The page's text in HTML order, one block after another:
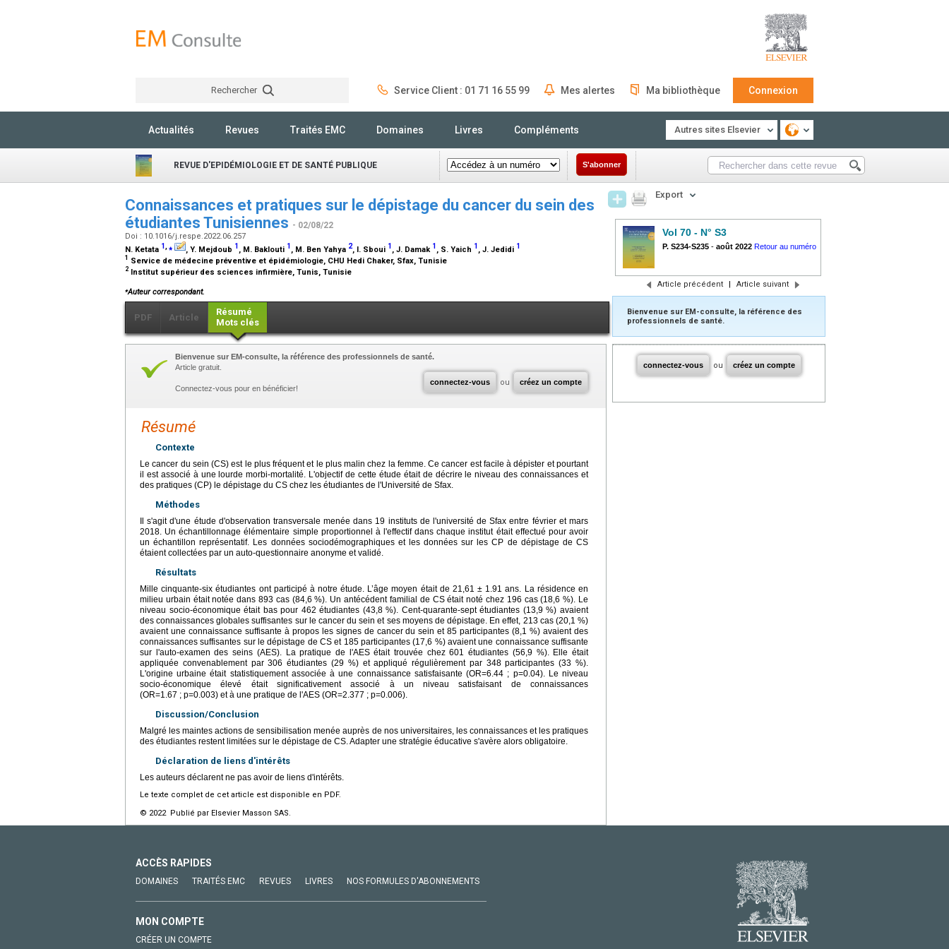
Rechercher Service Client : 01 71 16 55 99 Mes alertes Ma bibliothèque Connexion
Actualités Revues Traités EMC Domaines Livres Compléments Autres sites Elsevier
REVUE D'EPIDÉMIOLOGIE ET DE SANTÉ PUBLIQUE S'abonner
Connaissances et pratiques sur le dépistage du cancer du sein des
étudiantes Tunisiennes - 02/08/22
Doi : 10.1016/j.respe.2022.06.257
N. Ketata 1,⁎ , Y. Mejdoub 1 , M. Baklouti 1 , M. Ben Yahya 2, I. Sboui 1 , J. Damak 1 , S. Yaich 1 , J. Jedidi 1
1 Service de médecine préventive et épidémiologie, CHU Hedi Chaker, Sfax, Tunisie
2 Institut supérieur des sciences infirmière, Tunis, Tunisie
⁎Auteur correspondant.
PDF Article
Résumé
Mots clés
connectez-vous ou créez un compte
Bienvenue sur EM-consulte, la référence des professionnels de santé.
Article gratuit.
Connectez-vous pour en bénéficier!
Résumé
Contexte
Le cancer du sein (CS) est le plus fréquent et le plus malin chez la femme. Ce cancer est facile à dépister et pourtant
il est associé à une lourde morbi-mortalité. L'objectif de cette étude était de décrire le niveau des connaissances et
des pratiques (CP) le dépistage du CS chez les étudiantes de l'Université de Sfax.
Méthodes
Il s'agit d'une étude d'observation transversale menée dans 19 instituts de l'université de Sfax entre février et mars
2018. Un échantillonnage élémentaire simple proportionnel à l'effectif dans chaque institut était effectué pour avoir
un échantillon représentatif. Les données sociodémographiques et les données sur les CP de dépistage de CS
étaient collectées par un auto-questionnaire anonyme et validé.
Résultats
Mille cinquante-six étudiantes ont participé à notre étude. L’âge moyen était de 21,61 ± 1.91 ans. La résidence en
milieu urbain était notée dans 893 cas (84,6 %). Un antécédent familial de CS était noté chez 196 cas (18,6 %). Le
niveau socio-économique était bas pour 462 étudiantes (43,8 %). Cent-quarante-sept étudiantes (13,9 %) avaient
des connaissances globales suffisantes sur le cancer du sein et ses moyens de dépistage. En effet, 213 cas (20,1 %)
avaient une connaissance suffisante à propos les signes de cancer du sein et 85 participantes (8,1 %) avaient des
connaissances suffisantes sur le dépistage de CS et 185 participantes (17,6 %) avaient une connaissance suffisante
sur l'auto-examen des seins (AES). La pratique de l'AES était trouvée chez 601 étudiantes (56,9 %). Elle était
appliquée convenablement par 306 étudiantes (29 %) et appliqué régulièrement par 348 participantes (33 %).
L'origine urbaine était statistiquement associée à une connaissance satisfaisante (OR=6.44 ; p=0.04). Le niveau
socio-économique élevé était significativement associé à un niveau satisfaisant de connaissances
(OR=1.67 ; p=0.003) et à une pratique de l'AES (OR=2.377 ; p=0.006).
Discussion/Conclusion
Malgré les maintes actions de sensibilisation menée auprès de nos universitaires, les connaissances et les pratiques
des étudiantes restent limitées sur le dépistage de CS. Adapter une stratégie éducative s'avère alors obligatoire.
Déclaration de liens d'intérêts
Les auteurs déclarent ne pas avoir de liens d'intérêts.
Le texte complet de cet article est disponible en PDF.
© 2022 Publié par Elsevier Masson SAS.
Export
Vol 70 - N° S3
P. S234-S235 - août 2022 Retour au numéro
Article précédent | Article suivant
Bienvenue sur EM-consulte, la référence des
professionnels de santé.
connectez-vous ou créez un compte
ACCÈS RAPIDES
DOMAINES TRAITÉS EMC REVUES LIVRES NOS FORMULES D'ABONNEMENTS
MON COMPTE
CRÉER UN COMPTE